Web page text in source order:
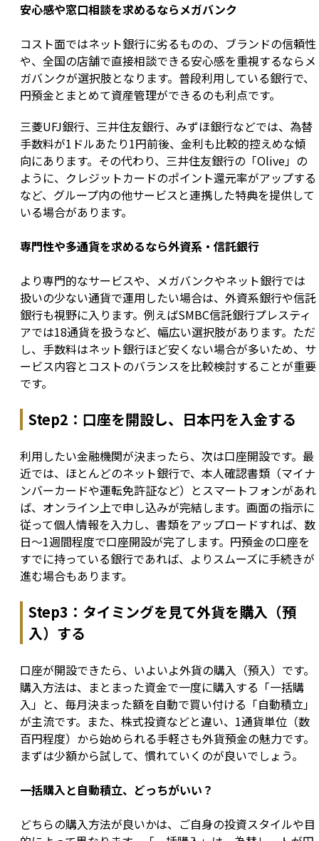
安心感や窓口相談を求めるならメガバンク
コスト面ではネット銀行に劣るものの、ブランドの信頼性
や、全国の店舗で直接相談できる安心感を重視するならメ
ガバンクが選択肢となります。普段利用している銀行で、
円預金とまとめて資産管理ができるのも利点です。
三菱UFJ銀行、三井住友銀行、みずほ銀行などでは、為替
手数料が1ドルあたり1円前後、金利も比較的控えめな傾
向にあります。その代わり、三井住友銀行の「Olive」の
ように、クレジットカードのポイント還元率がアップする
など、グループ内の他サービスと連携した特典を提供して
いる場合があります。
専門性や多通貨を求めるなら外資系・信託銀行
より専門的なサービスや、メガバンクやネット銀行では
扱いの少ない通貨で運用したい場合は、外資系銀行や信託
銀行も視野に入ります。例えばSMBC信託銀行プレスティ
アでは18通貨を扱うなど、幅広い選択肢があります。ただ
し、手数料はネット銀行ほど安くない場合が多いため、サ
ービス内容とコストのバランスを比較検討することが重要
です。
Step2：口座を開設し、日本円を入金する
利用したい金融機関が決まったら、次は口座開設です。最
近では、ほとんどのネット銀行で、本人確認書類（マイナ
ンバーカードや運転免許証など）とスマートフォンがあれ
ば、オンライン上で申し込みが完結します。画面の指示に
従って個人情報を入力し、書類をアップロードすれば、数
日〜1週間程度で口座開設が完了します。円預金の口座を
すでに持っている銀行であれば、よりスムーズに手続きが
進む場合もあります。
Step3：タイミングを見て外貨を購入（預
入）する
口座が開設できたら、いよいよ外貨の購入（預入）です。
購入方法は、まとまった資金で一度に購入する「一括購
入」と、毎月決まった額を自動で買い付ける「自動積立」
が主流です。また、株式投資などと違い、1通貨単位（数
百円程度）から始められる手軽さも外貨預金の魅力です。
まずは少額から試して、慣れていくのが良いでしょう。
一括購入と自動積立、どっちがいい？
どちらの購入方法が良いかは、ご自身の投資スタイルや目